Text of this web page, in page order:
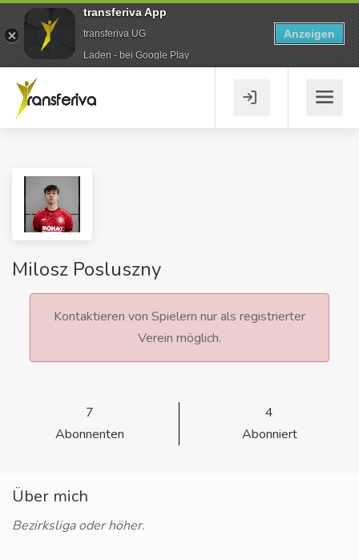
Milosz Posluszny
Kontaktieren von Spielern nur als registrierter
Verein möglich.
7
Abonnenten
4
Abonniert
Über mich
Bezirksliga oder höher.
transferiva App
transferiva UG
Laden - bei Google Play
Anzeigen